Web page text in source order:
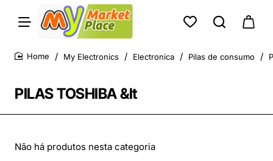
PILAS TOSHIBA &lt
My Electronics Electronica Pilas de consumo
Não há produtos nesta categoria